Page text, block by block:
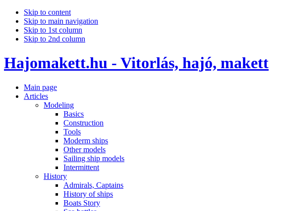
Skip to content
Skip to main navigation
Skip to 1st column
Skip to 2nd column
Hajomakett.hu - Vitorlás, hajó, makett
Main page
Articles
Modeling
Basics
Construction
Tools
Moderm ships
Other models
Sailing ship models
Intermittent
History
Admirals, Captains
History of ships
Boats Story